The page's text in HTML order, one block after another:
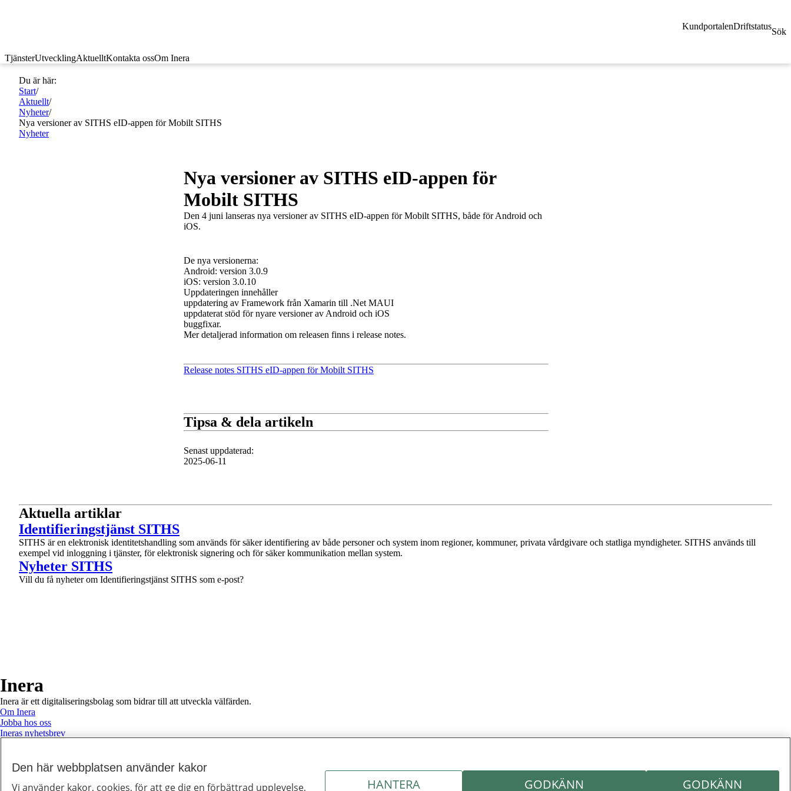
KundportalenDriftstatus
Sök
TjänsterUtvecklingAktuelltKontakta ossOm Inera
Du är här:
Start/
Aktuellt/
Nyheter/
Nya versioner av SITHS eID-appen för Mobilt SITHS
Nyheter
Nya versioner av SITHS eID-appen för
Mobilt SITHS
Den 4 juni lanseras nya versioner av SITHS eID-appen för Mobilt SITHS, både för Android och
iOS.
De nya versionerna:
Android: version 3.0.9
iOS: version 3.0.10
Uppdateringen innehåller
uppdatering av Framework från Xamarin till .Net MAUI
uppdaterat stöd för nyare versioner av Android och iOS
buggfixar.
Mer detaljerad information om releasen finns i release notes.
Release notes SITHS eID-appen för Mobilt SITHS
Tipsa & dela artikeln
Senast uppdaterad:
2025-06-11
Aktuella artiklar
1 av 1
Identifieringstjänst SITHS
SITHS är en elektronisk identitetshandling som används för säker identifiering av både personer och system inom regioner, kommuner, privata vårdgivare och statliga myndigheter. SITHS används till
exempel vid inloggning i tjänster, för elektronisk signering och för säker kommunikation mellan system.
1 av 1
Nyheter SITHS
Vill du få nyheter om Identifieringstjänst SITHS som e-post?
Till toppen av sidan
Inera
Inera är ett digitaliseringsbolag som bidrar till att utveckla välfärden.
Om Inera
Jobba hos oss
Ineras nyhetsbrev
Kontakta oss
Den här webbplatsen använder kakor
Vi använder kakor, cookies, för att ge dig en förbättrad upplevelse,
HANTERA
GODKÄNN
GODKÄNN